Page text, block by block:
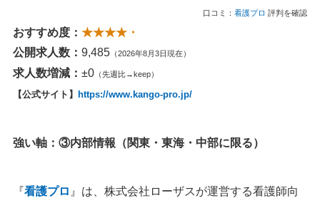
口コミ： 看護プロ 評判を確認
おすすめ度： ★★★★・
公開求人数： 9,485 （2026年8月3日現在）
求人数増減： ±0 （先週比→keep）
【公式サイト】 https://www.kango-pro.jp/
強い軸：③内部情報（関東・東海・中部に限る）
『看護プロ 』は、株式会社ローザスが運営する看護師向